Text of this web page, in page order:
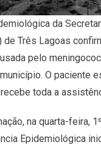
da
de Três Lagoas
pelo
O paciente
toda a
na quarta-feira,
Epidemiológica